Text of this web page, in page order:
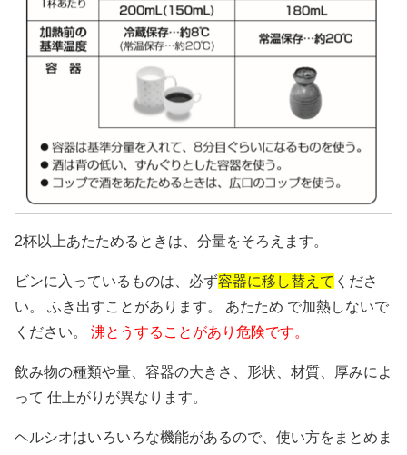
2杯以上あたためるときは、分量をそろえます。
ビンに入っているものは、必ず容器に移し替えて くださ
い。 ふき出すことがあります。 あたため で加熱しないで
ください。
沸とうすることがあり危険です。
飲み物の種類や量、容器の大きさ、形状、材質、厚みによ
って 仕上がりが異なります。
ヘルシオはいろいろな機能があるので、使い方をまとめま